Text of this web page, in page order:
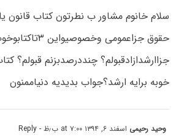
سلام خانوم مشاور ب نطرتون کتاب قانون
حقوق جزاعمومی
جزاارشدازادقبولم؟ چنددرصدبزنم قبولم؟
خوبه برایه ارشد؟جواب بدیدیه دنیاممنون
وحید رحیمی اسفند ۶, ۱۳۹۴ at ۷:۰۰ ب٫ظ - Reply